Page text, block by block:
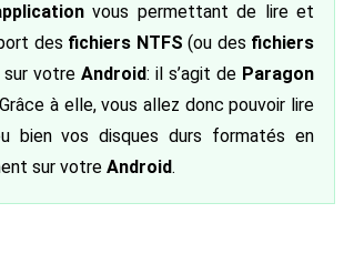
vous permettant de lire et
des fichiers NTFS (ou des fichiers
sur votre Android: il s’agit de Paragon
à elle, vous allez donc pouvoir lire
bien vos disques durs formatés en
sur votre Android.